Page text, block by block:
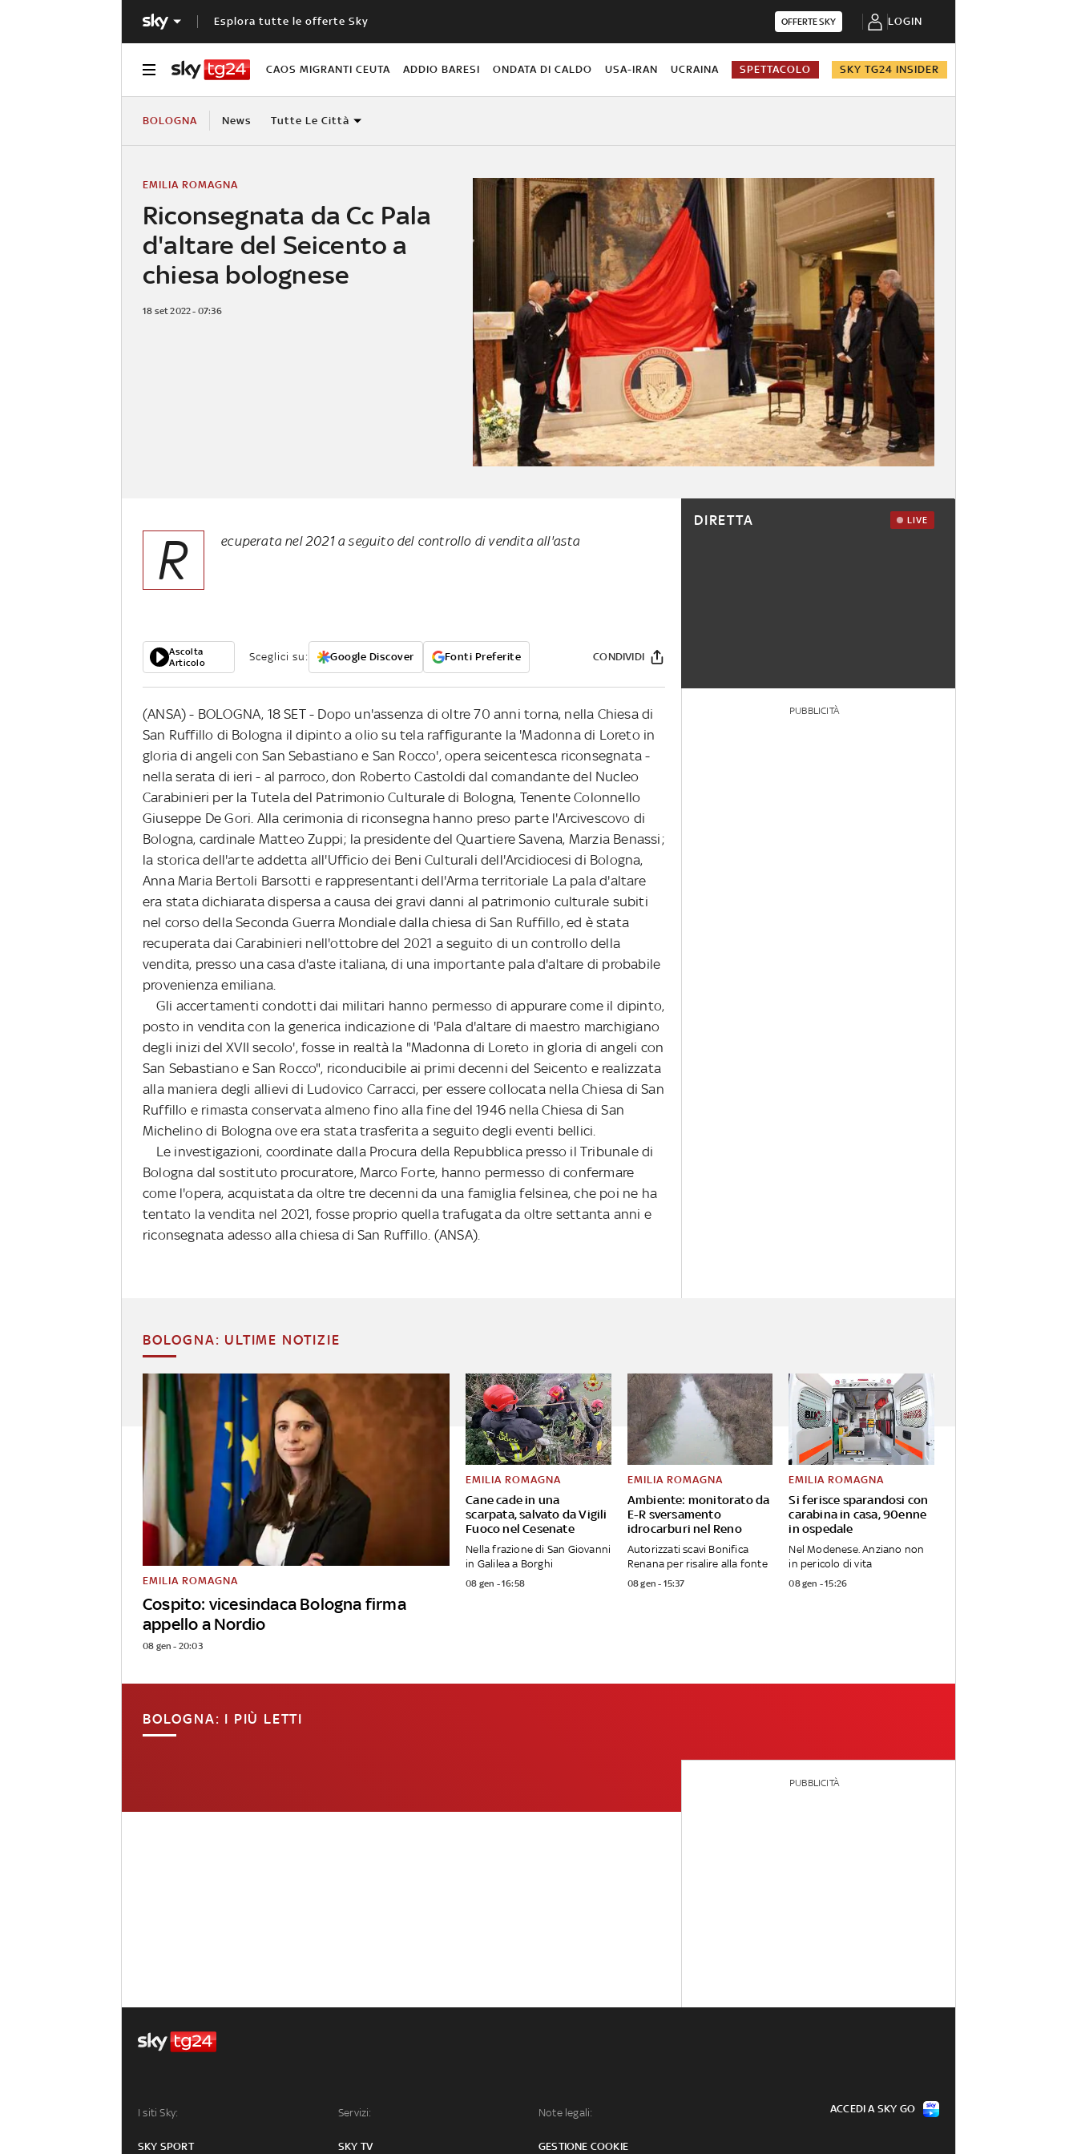
Esplora tutte le offerte Sky OFFERTE SKY LOGIN
CAOS MIGRANTI CEUTA ADDIO BARESI ONDATA DI CALDO USA-IRAN UCRAINA SPETTACOLO SKY TG24 INSIDER
BOLOGNA News Tutte Le Città
Riconsegnata da Cc Pala
d'altare del Seicento a
chiesa bolognese
EMILIA ROMAGNA
18 set 2022 - 07:36
R ecuperata nel 2021 a seguito del controllo di vendita all'asta
Ascolta
Articolo
Sceglici su: Google Discover Fonti Preferite CONDIVIDI
(ANSA) - BOLOGNA, 18 SET - Dopo un'assenza di oltre 70 anni torna, nella Chiesa di
San Ruffillo di Bologna il dipinto a olio su tela raffigurante la 'Madonna di Loreto in
gloria di angeli con San Sebastiano e San Rocco', opera seicentesca riconsegnata -
nella serata di ieri - al parroco, don Roberto Castoldi dal comandante del Nucleo
Carabinieri per la Tutela del Patrimonio Culturale di Bologna, Tenente Colonnello
Giuseppe De Gori. Alla cerimonia di riconsegna hanno preso parte l'Arcivescovo di
Bologna, cardinale Matteo Zuppi; la presidente del Quartiere Savena, Marzia Benassi;
la storica dell'arte addetta all'Ufficio dei Beni Culturali dell'Arcidiocesi di Bologna,
Anna Maria Bertoli Barsotti e rappresentanti dell'Arma territoriale La pala d'altare
era stata dichiarata dispersa a causa dei gravi danni al patrimonio culturale subiti
nel corso della Seconda Guerra Mondiale dalla chiesa di San Ruffillo, ed è stata
recuperata dai Carabinieri nell'ottobre del 2021 a seguito di un controllo della
vendita, presso una casa d'aste italiana, di una importante pala d'altare di probabile
provenienza emiliana.
Gli accertamenti condotti dai militari hanno permesso di appurare come il dipinto,
posto in vendita con la generica indicazione di 'Pala d'altare di maestro marchigiano
degli inizi del XVII secolo', fosse in realtà la "Madonna di Loreto in gloria di angeli con
San Sebastiano e San Rocco", riconducibile ai primi decenni del Seicento e realizzata
alla maniera degli allievi di Ludovico Carracci, per essere collocata nella Chiesa di San
Ruffillo e rimasta conservata almeno fino alla fine del 1946 nella Chiesa di San
Michelino di Bologna ove era stata trasferita a seguito degli eventi bellici.
Le investigazioni, coordinate dalla Procura della Repubblica presso il Tribunale di
Bologna dal sostituto procuratore, Marco Forte, hanno permesso di confermare
come l'opera, acquistata da oltre tre decenni da una famiglia felsinea, che poi ne ha
tentato la vendita nel 2021, fosse proprio quella trafugata da oltre settanta anni e
riconsegnata adesso alla chiesa di San Ruffillo. (ANSA).
DIRETTA LIVE
PUBBLICITÀ
BOLOGNA: ULTIME NOTIZIE
Cospito: vicesindaca Bologna firma
appello a Nordio
EMILIA ROMAGNA
08 gen - 20:03
Cane cade in una
scarpata, salvato da Vigili
Fuoco nel Cesenate
EMILIA ROMAGNA
Nella frazione di San Giovanni
in Galilea a Borghi
08 gen - 16:58
Ambiente: monitorato da
E-R sversamento
idrocarburi nel Reno
EMILIA ROMAGNA
Autorizzati scavi Bonifica
Renana per risalire alla fonte
08 gen - 15:37
Si ferisce sparandosi con
carabina in casa, 90enne
in ospedale
EMILIA ROMAGNA
Nel Modenese. Anziano non
in pericolo di vita
08 gen - 15:26
BOLOGNA: I PIÙ LETTI
PUBBLICITÀ
I siti Sky:
SKY SPORT
Servizi:
SKY TV
Note legali:
GESTIONE COOKIE
ACCEDI A SKY GO